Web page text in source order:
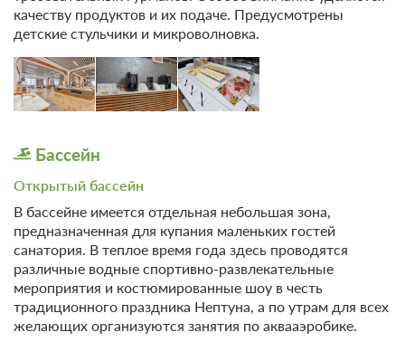
качеству продуктов и их подаче. Предусмотрены
детские стульчики и микроволновка.
Бассейн
Открытый бассейн
В бассейне имеется отдельная небольшая зона,
предназначенная для купания маленьких гостей
санатория. В теплое время года здесь проводятся
различные водные спортивно-развлекательные
мероприятия и костюмированные шоу в честь
традиционного праздника Нептуна, а по утрам для всех
желающих организуются занятия по аквааэробике.